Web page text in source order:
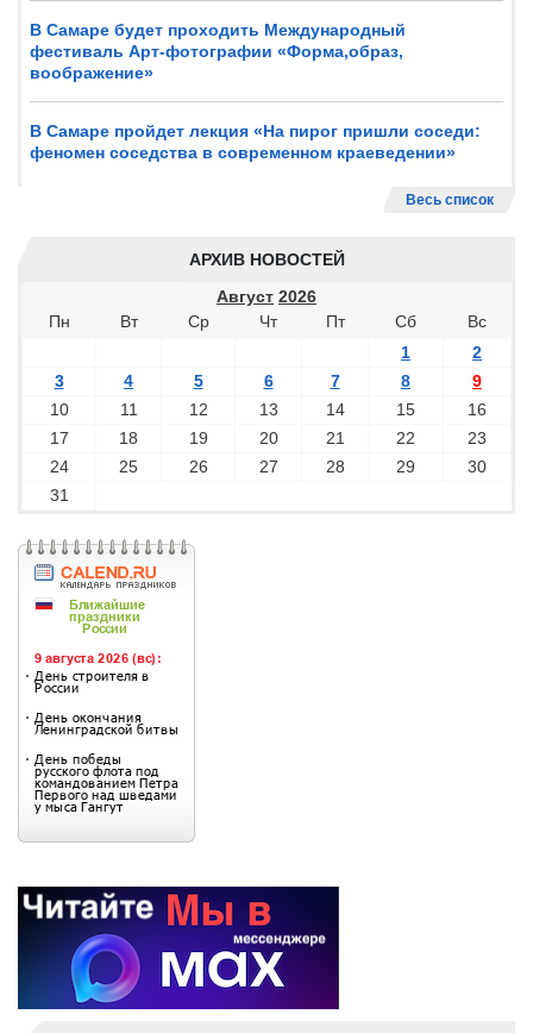
В Самаре будет проходить Международный
фестиваль Арт-фотографии «Форма,образ,
воображение»
В Самаре пройдет лекция «На пирог пришли соседи:
феномен соседства в современном краеведении»
Весь список
АРХИВ НОВОСТЕЙ
Август 2026
Пн
Вт Ср Чт Пт Сб
Вс
1
2
3
4 5 6 7 8
9
10
11 12 13 14 15
16
17
18 19 20 21 22
23
24
25 26 27 28 29
30
31